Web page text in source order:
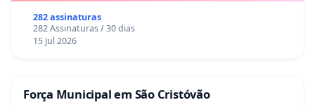
282 assinaturas
282 Assinaturas / 30 dias
15 Jul 2026
Força Municipal em São Cristóvão